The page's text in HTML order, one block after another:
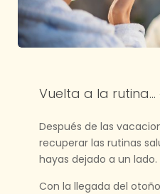
Vuelta a la rutina…
Después de las
recuperar las rutinas
hayas dejado a un lado.
Con la llegada del